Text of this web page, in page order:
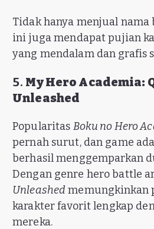
Tidak hanya menjual nama
ini juga mendapat pujian
yang mendalam dan grafis
5. My Hero Academia:
Unleashed
Popularitas Boku no Hero
pernah surut, dan game
berhasil menggemparkan
Dengan genre hero battle
Unleashed memungkinkan
karakter favorit lengkap
mereka.